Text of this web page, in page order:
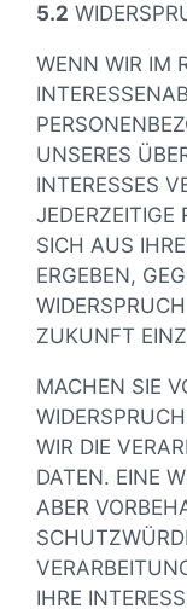
5.2
WENN WIR IM
UNSERES
INTERESSES
JEDERZEITIGE
SICH AUS
ERGEBEN,
ZUKUNFT
MACHEN SIE
WIR DIE
DATEN. EINE
ABER
IHRE